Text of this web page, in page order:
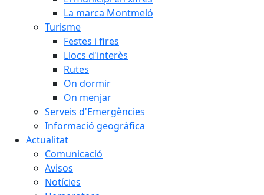
La marca Montmeló
Turisme
Festes i fires
Llocs d'interès
Rutes
On dormir
On menjar
Serveis d'Emergències
Informació geogràfica
Actualitat
Comunicació
Avisos
Notícies